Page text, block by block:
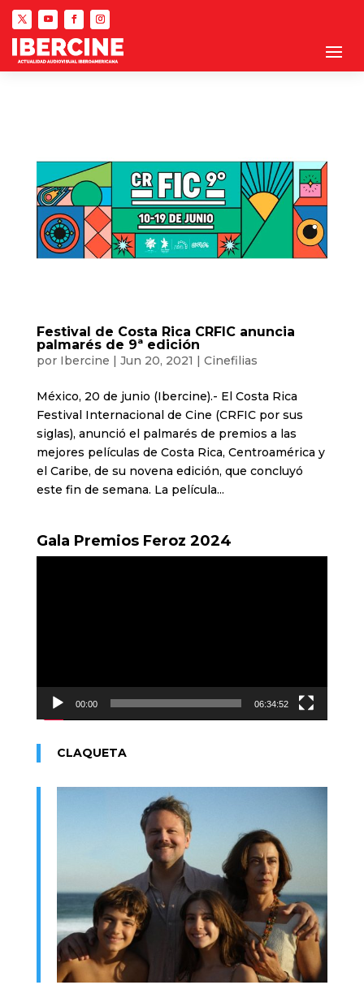
Festival de Costa Rica CRFIC anuncia
palmarés de 9ª edición
por Ibercine | Jun 20, 2021 | Cinefilias
México, 20 de junio (Ibercine).- El Costa Rica
Festival Internacional de Cine (CRFIC por sus
siglas), anunció el palmarés de premios a las
mejores películas de Costa Rica, Centroamérica y
el Caribe, de su novena edición, que concluyó
este fin de semana. La película...
Gala Premios Feroz 2024
00:00 06:34:52
CLAQUETA